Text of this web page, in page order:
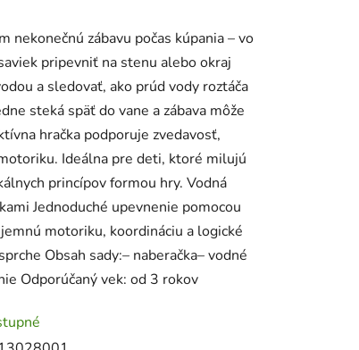
nekonečnú zábavu počas kúpania – vo
pripevniť na stenu alebo okraj
a sledovať, ako prúd vody roztáča
steká späť do vane a zábava môže
hračka podporuje zvedavosť,
Ideálna pre deti, ktoré milujú
princípov formou hry. Vodná
Jednoduché upevnenie pomocou
motoriku, koordináciu a logické
Obsah sady:– naberačka– vodné
Odporúčaný vek: od 3 rokov